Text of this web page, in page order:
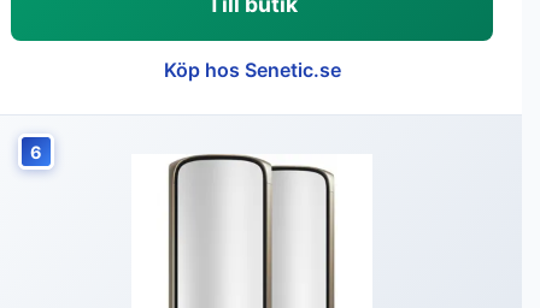
Köp hos Senetic.se
6